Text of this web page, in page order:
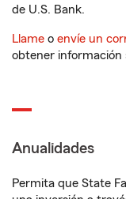
de U.S. Bank.
Llame o envíe un
obtener información
Anualidades
Permita que State